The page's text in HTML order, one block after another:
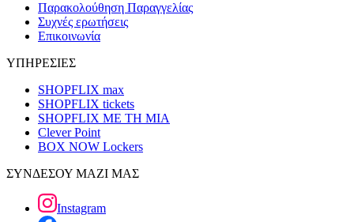
Παρακολούθηση Παραγγελίας
Συχνές ερωτήσεις
Επικοινωνία
ΥΠΗΡΕΣΙΕΣ
SHOPFLIX max
SHOPFLIX tickets
SHOPFLIX ΜΕ ΤΗ ΜΙΑ
Clever Point
BOX NOW Lockers
ΣΥΝΔΕΣΟΥ ΜΑΖΙ ΜΑΣ
Instagram